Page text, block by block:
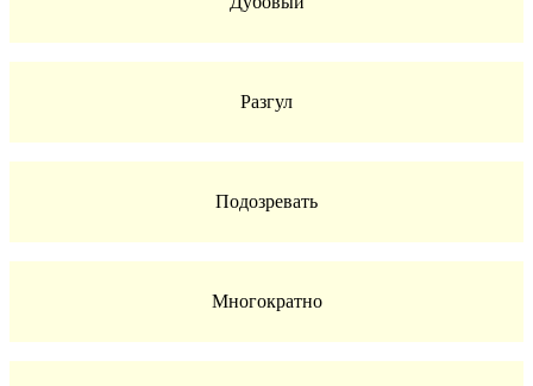
Разгул
Подозревать
Многократно